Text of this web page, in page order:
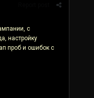
с
настройку
проб и ошибок с